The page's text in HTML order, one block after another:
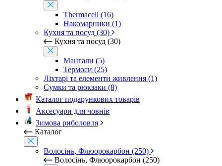
Thermacell (16)
Накомарники (1)
Кухня та посуд (30)
Кухня та посуд (30)
Мангали (5)
Термоси (25)
Ліхтарі та елементи живлення (1)
Сумки та рюкзаки (8)
Каталог подарункових товарів
Аксесуари для човнів
Зимова риболовля
Каталог
Волосінь, Флюорокарбон (250)
Волосінь, Флюорокарбон (250)